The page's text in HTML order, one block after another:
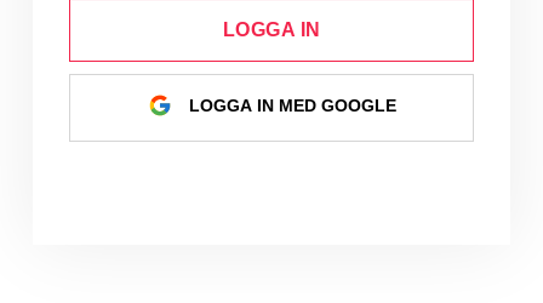
LOGGA IN
LOGGA IN MED GOOGLE